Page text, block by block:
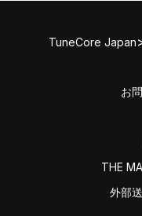
TuneCore Japan
お
THE
外部